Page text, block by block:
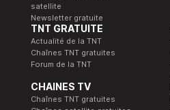
satellite
Newsletter gratuite
TNT GRATUITE
Actualité de la TNT
Chaînes TNT gratuites
Forum de la TNT
CHAINES TV
Chaînes TNT gratuites